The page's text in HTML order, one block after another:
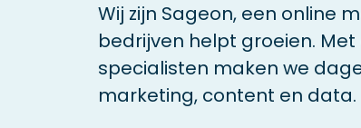
Wij zijn Sageon, een online
bedrijven helpt groeien.
specialisten maken we
marketing, content en data.